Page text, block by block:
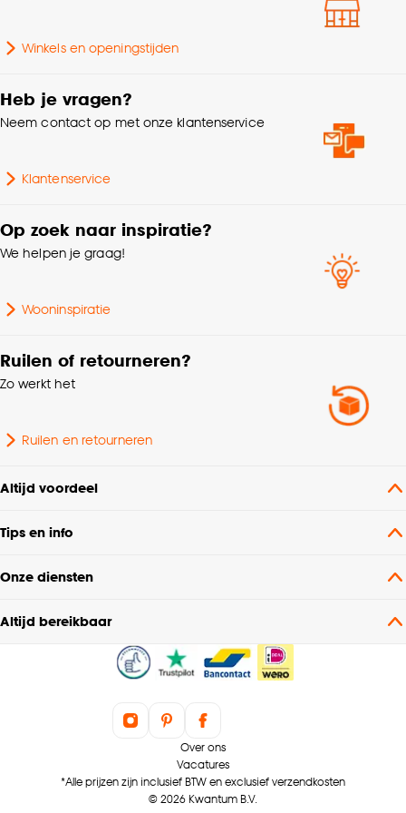
Goed om te weten is dat je deze keuze altijd nog
Rond
Lengte
Winkels en openingstijden
Heb je vragen?
Neem contact op met onze klantenservice
Klantenservice
Op zoek naar inspiratie?
We helpen je graag!
Wooninspiratie
Ruilen of retourneren?
Zo werkt het
Ruilen en retourneren
Altijd voordeel
Tips en info
Onze diensten
Altijd bereikbaar
Over ons
Vacatures
*Alle prijzen zijn inclusief BTW en exclusief verzendkosten
© 2026 Kwantum B.V.